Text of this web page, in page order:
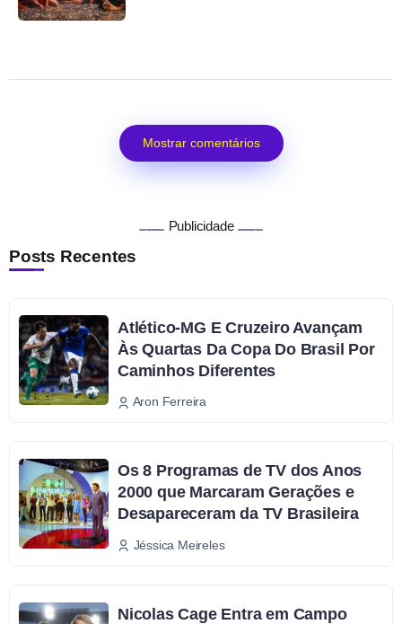
Mostrar comentários
Publicidade
Posts Recentes
Atlético-MG E Cruzeiro Avançam
Às Quartas Da Copa Do Brasil Por
Caminhos Diferentes
Aron Ferreira
Os 8 Programas de TV dos Anos
2000 que Marcaram Gerações e
Desapareceram da TV Brasileira
Jéssica Meireles
Nicolas Cage Entra em Campo